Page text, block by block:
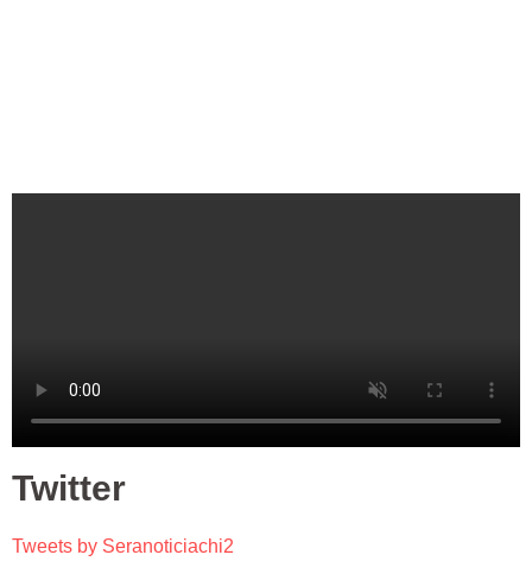
Twitter
Tweets by Seranoticiachi2